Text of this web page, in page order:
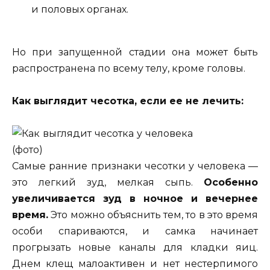
и половых органах.
Но при запущенной стадии она может быть
распространена по всему телу, кроме головы.
Как выглядит чесотка, если ее не лечить:
Самые ранние признаки чесотки у человека —
это легкий зуд, мелкая сыпь. Особенно
увеличивается зуд в ночное и вечернее
время. Это можно объяснить тем, то в это время
особи спариваются, и самка начинает
прогрызать новые каналы для кладки яиц.
Днем клещ малоактивен и нет нестерпимого